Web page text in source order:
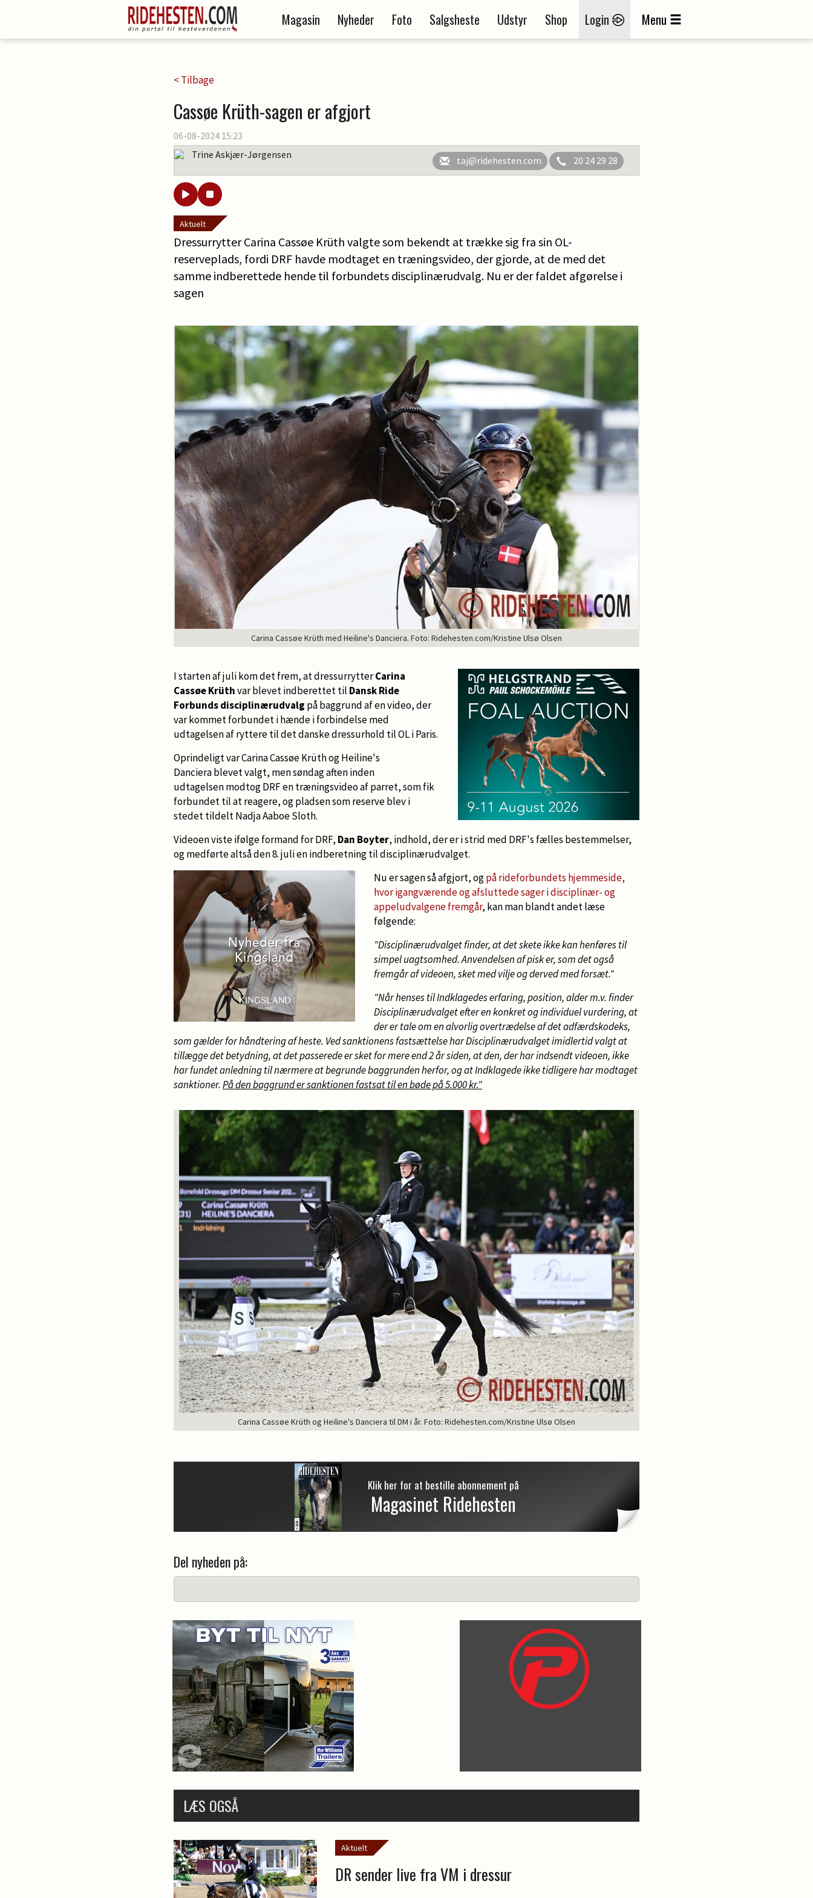
Magasin Nyheder Foto Salgsheste Udstyr Shop Login Menu
< Tilbage
Cassøe Krüth-sagen er afgjort
06-08-2024 15:23
Trine Askjær-Jørgensen
taj@ridehesten.com 20 24 29 28
Aktuelt
Dressurrytter Carina Cassøe Krüth valgte som bekendt at trække sig fra sin OL-
reserveplads, fordi DRF havde modtaget en træningsvideo, der gjorde, at de med det
samme indberettede hende til forbundets disciplinærudvalg. Nu er der faldet afgørelse i
sagen
Carina Cassøe Krüth med Heiline's Danciera. Foto: Ridehesten.com/Kristine Ulsø Olsen
I starten af juli kom det frem, at dressurrytterCarina
Cassøe Krüthvar blevet indberettet til Dansk Ride
Forbunds disciplinærudvalg på baggrund af en video, der
var kommet forbundet i hænde i forbindelse med
udtagelsen af ryttere til det danske dressurhold til OL i Paris.
Oprindeligt var Carina Cassøe Krüth og Heiline's
Danciera blevet valgt, men søndag aften inden
udtagelsen modtog DRF en træningsvideo af parret, som fik
forbundet til at reagere, og pladsen som reserve blev i
stedet tildelt Nadja Aaboe Sloth.
Videoen viste ifølge formand for DRF, Dan Boyter, indhold, der er i strid med DRF's fælles bestemmelser,
og medførte altså den 8. juli en indberetning til disciplinærudvalget.
Nu er sagen så afgjort, ogpå rideforbundets hjemmeside,
hvor igangværende og afsluttede sager i disciplinær- og
appeludvalgene fremgår, kan man blandt andet læse
følgende:
"Disciplinærudvalget finder, at det skete ikke kan henføres til
simpel uagtsomhed. Anvendelsen af pisk er, som det også
fremgår af videoen, sket med vilje og derved med forsæt."
"Når henses til Indklagedes erfaring, position, alder m.v. finder
Disciplinærudvalget efter en konkret og individuel vurdering, at
der er tale om en alvorlig overtrædelse af det adfærdskodeks,
som gælder for håndtering af heste. Ved sanktionens fastsættelse har Disciplinærudvalget imidlertid valgt at
tillægge det betydning, at det passerede er sket for mere end 2 år siden, at den, der har indsendt videoen, ikke
har fundet anledning til nærmere at begrunde baggrunden herfor, og at Indklagede ikke tidligere har modtaget
sanktioner.På den baggrund er sanktionen fastsat til en bøde på 5.000 kr."
Carina Cassøe Krüth og Heiline's Danciera til DM i år. Foto: Ridehesten.com/Kristine Ulsø Olsen
Klik her for at bestille abonnement på
Magasinet Ridehesten
Del nyheden på:
LÆS OGSÅ
Aktuelt
DR sender live fra VM i dressur